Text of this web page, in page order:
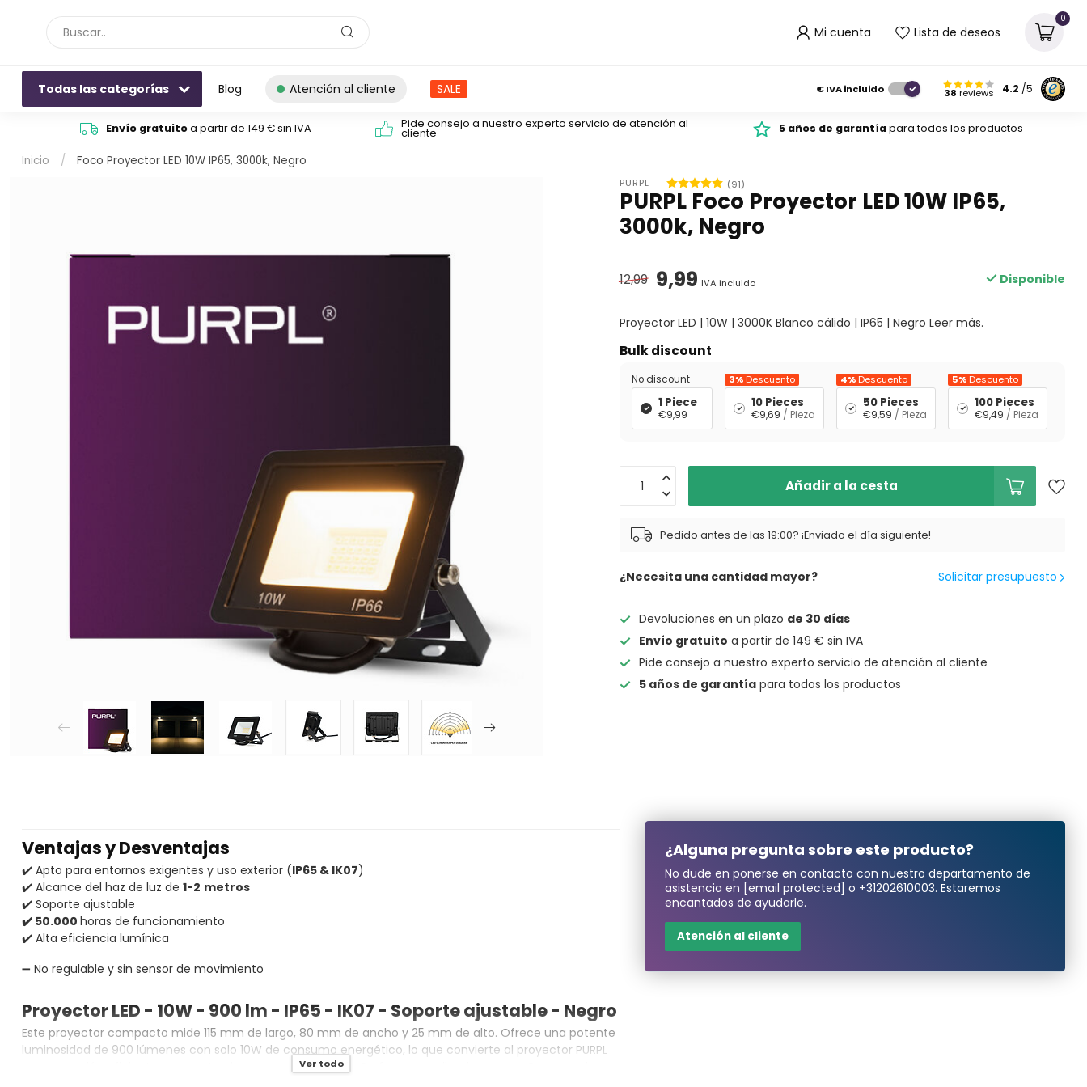
Mi cuenta Lista de deseos
0
Todas las categorías Blog Atención al cliente SALE €IVA incluido 38 reviews 4.2 /5
Envío gratuitoa partir de 149 € sin IVA Pide consejo a nuestro experto servicio de atención al
cliente 5 años de garantíapara todos los productos
Inicio / Foco Proyector LED 10W IP65, 3000k, Negro
PURPL (91)
PURPL Foco Proyector LED 10W IP65,
3000k, Negro
12,99 9,99 IVA incluido Disponible
Proyector LED | 10W | 3000K Blanco cálido | IP65 | NegroLeer más.
Bulk discount
No discount
1 Piece
€9,99
3%Descuento
10 Pieces
€9,69 / Pieza
4%Descuento
50 Pieces
€9,59 / Pieza
5%Descuento
100 Pieces
€9,49 / Pieza
Añadir a la cesta
Pedido antes de las 19:00? ¡Enviado el día siguiente!
¿Necesita una cantidad mayor? Solicitar presupuesto
Devoluciones en un plazo de 30 días
Envío gratuito a partir de 149 € sin IVA
Pide consejo a nuestro experto servicio de atención al cliente
5 años de garantía para todos los productos
Ventajas y Desventajas
✔️ Apto para entornos exigentes y uso exterior (IP65 & IK07)
✔️ Alcance del haz de luz de 1-2 metros
✔️ Soporte ajustable
✔️ 50.000 horas de funcionamiento
✔️ Alta eficiencia lumínica
➖ No regulable y sin sensor de movimiento
Proyector LED - 10W - 900 lm - IP65 - IK07 - Soporte ajustable - Negro
Este proyector compacto mide 115 mm de largo, 80 mm de ancho y 25 mm de alto. Ofrece una potente
luminosidad de 900 lúmenes con solo 10W de consumo energético, lo que convierte al proyector PURPL
en una opción eficiente en cuanto al consumo de energía. Perfecto para iluminar pequeños espacios o
Ver todo
¿Alguna pregunta sobre este producto?
No dude en ponerse en contacto con nuestro departamento de
asistencia en [email protected] o +31202610003. Estaremos
encantados de ayudarle.
Atención al cliente